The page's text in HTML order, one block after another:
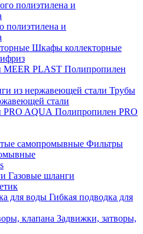
полиэтилена и
Шкафы коллекторные
Полипропилен
Трубы
стали
Полипропилен PRO
Фильтры
Газовые шланги
Гибкая подводка для
Задвижки, затворы,